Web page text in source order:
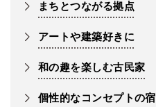
まちとつながる拠点
アートや建築好きに
和の趣を楽しむ古民家
個性的なコンセプトの宿